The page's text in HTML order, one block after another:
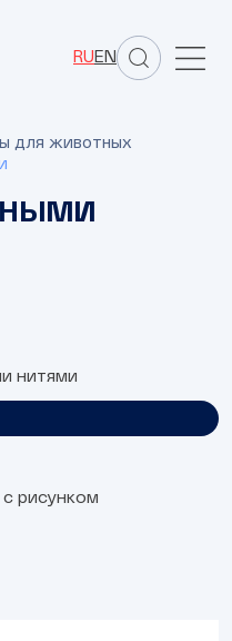
RU EN
для животных
нитями
рисунком